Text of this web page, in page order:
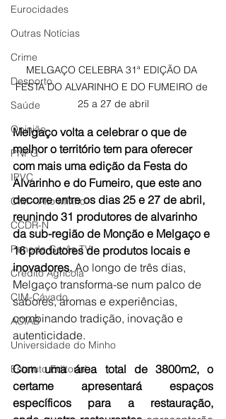
Eurocidades
Outras Notícias
Crime
Desporto
Saúde
Opinião
PNPG
IPVC
CIM - Alto Minho
CCDR-N
Peneda Gerês TV
Crédito Agrícola
CIM-Cávado
ACIAB
Universidade do Minho
Estatuto Editorial
MELGAÇO CELEBRA 31ª EDIÇÃO DA
FESTA DO ALVARINHO E DO FUMEIRO de
25 a 27 de abril
Melgaço volta a celebrar o que de
melhor o território tem para oferecer
com mais uma edição da Festa do
Alvarinho e do Fumeiro, que este ano
decorre entre os dias 25 e 27 de abril,
reunindo 31 produtores de alvarinho
da sub-região de Monção e Melgaço e
16 produtores de produtos locais e
inovadores. Ao longo de três dias,
Melgaço transforma-se num palco de
sabores, aromas e experiências,
combinando tradição, inovação e
autenticidade.
Com uma área total de 3800m2, o
certame apresentará espaços
específicos para a restauração,